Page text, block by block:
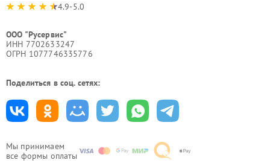
Мы принимаем
все формы оплаты
4.9-5.0
ООО "Русервис"
ИНН 7702633247
ОГРН 1077746335776
Поделиться в соц. сетях: